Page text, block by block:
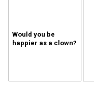
Would you be
happier as a clown?